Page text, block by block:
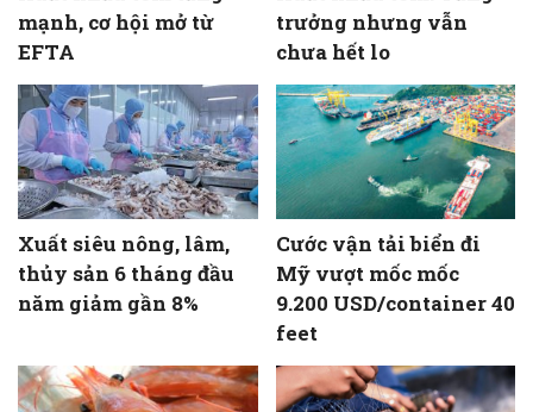
mạnh, cơ hội mở từ
EFTA
trưởng nhưng vẫn
chưa hết lo
Xuất siêu nông, lâm,
thủy sản 6 tháng đầu
năm giảm gần 8%
Cước vận tải biển đi
Mỹ vượt mốc mốc
9.200 USD/container 40
feet